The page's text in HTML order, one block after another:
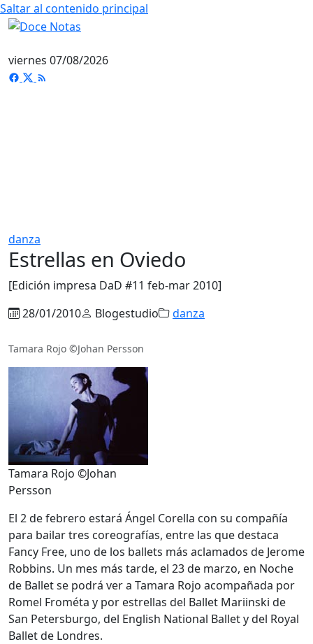
Saltar al contenido principal
viernes 07/08/2026
danza
Estrellas en Oviedo
[Edición impresa DaD #11 feb-mar 2010]
28/01/2010
Blogestudio danza
Tamara Rojo ©Johan Persson
Tamara Rojo ©Johan
Persson
El 2 de febrero estará Ángel Corella con su compañía
para bailar tres coreografías, entre las que destaca
Fancy Free, uno de los ballets más aclamados de Jerome
Robbins. Un mes más tarde, el 23 de marzo, en Noche
de Ballet se podrá ver a Tamara Rojo acompañada por
Romel Frométa y por estrellas del Ballet Mariinski de
San Petersburgo, del English National Ballet y del Royal
Ballet de Londres.